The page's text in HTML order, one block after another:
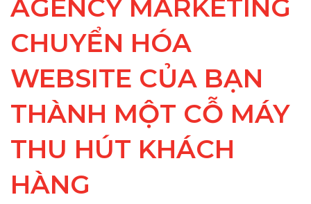
AGENCY MARKETING
CHUYỂN HÓA
WEBSITE CỦA BẠN
THÀNH MỘT CỖ MÁY
THU HÚT KHÁCH
HÀNG